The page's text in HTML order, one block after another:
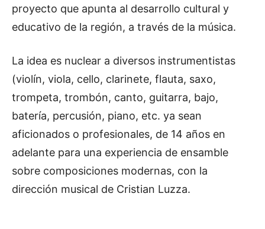
proyecto que apunta al desarrollo cultural y
educativo de la región, a través de la música.
La idea es nuclear a diversos instrumentistas
(violín, viola, cello, clarinete, flauta, saxo,
trompeta, trombón, canto, guitarra, bajo,
batería, percusión, piano, etc. ya sean
aficionados o profesionales, de 14 años en
adelante para una experiencia de ensamble
sobre composiciones modernas, con la
dirección musical de Cristian Luzza.